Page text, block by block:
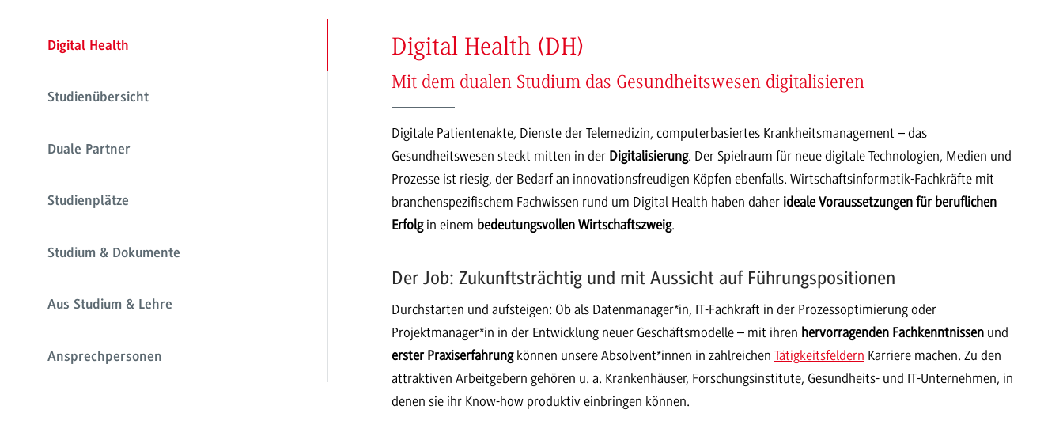
Digital Health
Studienübersicht
Duale Partner
Studienplätze
Studium & Dokumente
Aus Studium & Lehre
Ansprechpersonen
Digital Health (DH)
Mit dem dualen Studium das Gesundheitswesen digitalisieren
Digitale Patientenakte, Dienste der Telemedizin, computerbasiertes Krankheitsmanagement – das
Gesundheitswesen steckt mitten in der Digitalisierung. Der Spielraum für neue digitale Technologien, Medien und
Prozesse ist riesig, der Bedarf an innovationsfreudigen Köpfen ebenfalls. Wirtschaftsinformatik-Fachkräfte mit
branchenspezifischem Fachwissen rund um Digital Health haben daher ideale Voraussetzungen für beruflichen
Erfolg in einem bedeutungsvollen Wirtschaftszweig.
Der Job: Zukunftsträchtig und mit Aussicht auf Führungspositionen
Durchstarten und aufsteigen: Ob als Datenmanager*in, IT-Fachkraft in der Prozessoptimierung oder
Projektmanager*in in der Entwicklung neuer Geschäftsmodelle – mit ihren hervorragenden Fachkenntnissenund
erster Praxiserfahrungkönnen unsere Absolvent*innen in zahlreichen Tätigkeitsfeldern Karriere machen. Zu den
attraktiven Arbeitgebern gehören u. a. Krankenhäuser, Forschungsinstitute, Gesundheits- und IT-Unternehmen, in
denen sie ihr Know-how produktiv einbringen können.